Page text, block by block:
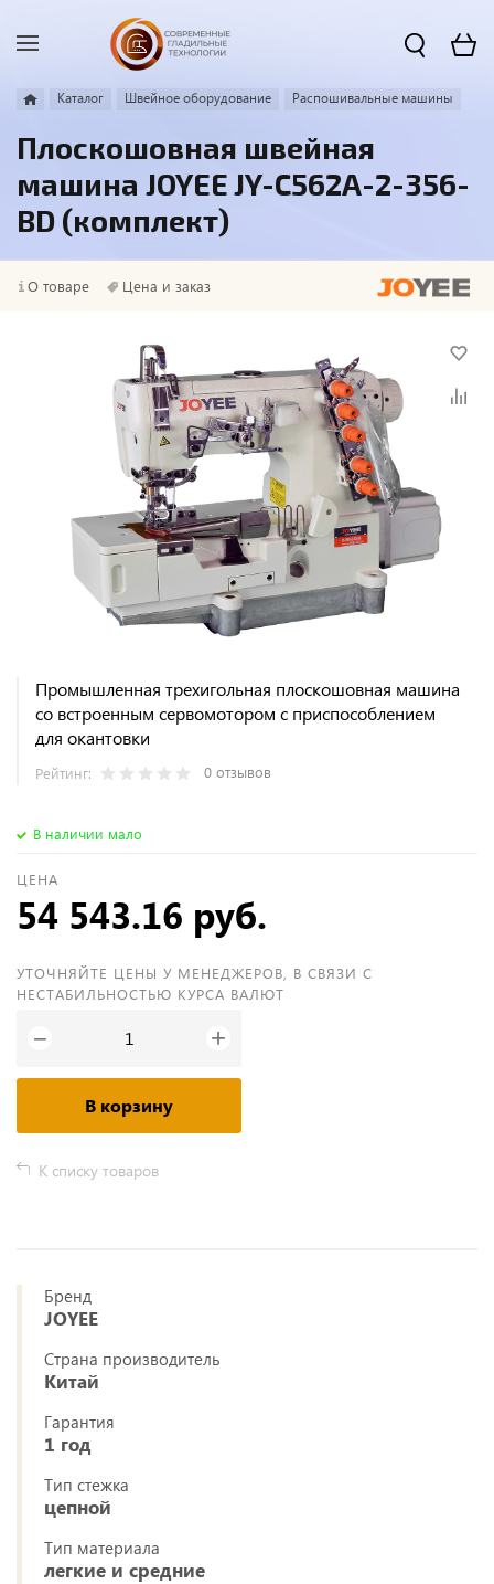
Каталог Швейное оборудование Распошивальные машины
Плоскошовная швейная
машина JOYEE JY-C562A-2-356-
BD (комплект)
О товаре Цена и заказ
Промышленная трехигольная плоскошовная машина
со встроенным сервомотором с приспособлением
для окантовки
Рейтинг: 0 отзывов
В наличии мало
ЦЕНА
54 543.16 руб.
УТОЧНЯЙТЕ ЦЕНЫ У МЕНЕДЖЕРОВ, В СВЯЗИ С
НЕСТАБИЛЬНОСТЬЮ КУРСА ВАЛЮТ
− +
В корзину
К списку товаров
Бренд
JOYEE
Страна производитель
Китай
Гарантия
1 год
Тип стежка
цепной
Тип материала
легкие и средние